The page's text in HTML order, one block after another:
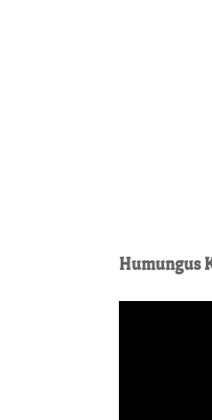
Humungus